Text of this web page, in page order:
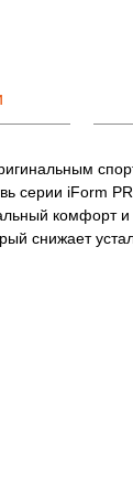
серии iForm
комфорт и
снижает